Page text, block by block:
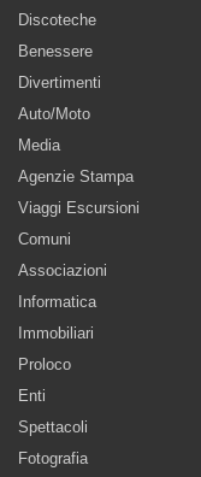
Discoteche
Benessere
Divertimenti
Auto/Moto
Media
Agenzie Stampa
Viaggi Escursioni
Comuni
Associazioni
Informatica
Immobiliari
Proloco
Enti
Spettacoli
Fotografia